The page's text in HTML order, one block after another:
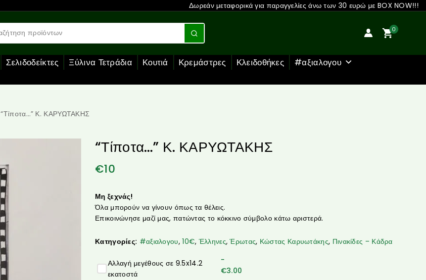
Δωρεάν μεταφορικά για παραγγελίες άνω των 30 ευρώ με BOX NOW!!!
0
Σελιδοδείκτες Ξύλινα Τετράδια Κουτιά Κρεμάστρες Κλειδοθήκες
#αξιαλογου
“Τίποτα…” Κ. ΚΑΡΥΩΤΑΚΗΣ
“Τίποτα…” Κ. ΚΑΡΥΩΤΑΚΗΣ
€10
Μη ξεχνάς!
Όλα μπορούν να γίνουν όπως τα θέλεις.
Επικοινώνησε μαζί μας, πατώντας το κόκκινο σύμβολο κάτω αριστερά.
Κατηγορίες: #αξιαλογου,10€, Έλληνες,Έρωτας, Κώστας Καρυωτάκης, Πινακίδες – Κάδρα
Αλλαγή μεγέθους σε 9.5x14.2
εκατοστά
-
€3.00